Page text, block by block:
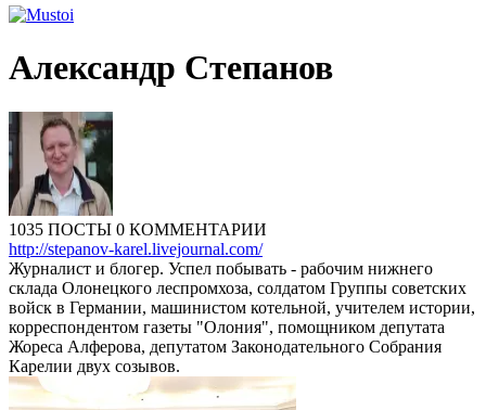
Александр Степанов
1035 ПОСТЫ 0 КОММЕНТАРИИ
http://stepanov-karel.livejournal.com/
Журналист и блогер. Успел побывать - рабочим нижнего
склада Олонецкого леспромхоза, солдатом Группы советских
войск в Германии, машинистом котельной, учителем истории,
корреспондентом газеты "Олония", помощником депутата
Жореса Алферова, депутатом Законодательного Собрания
Карелии двух созывов.